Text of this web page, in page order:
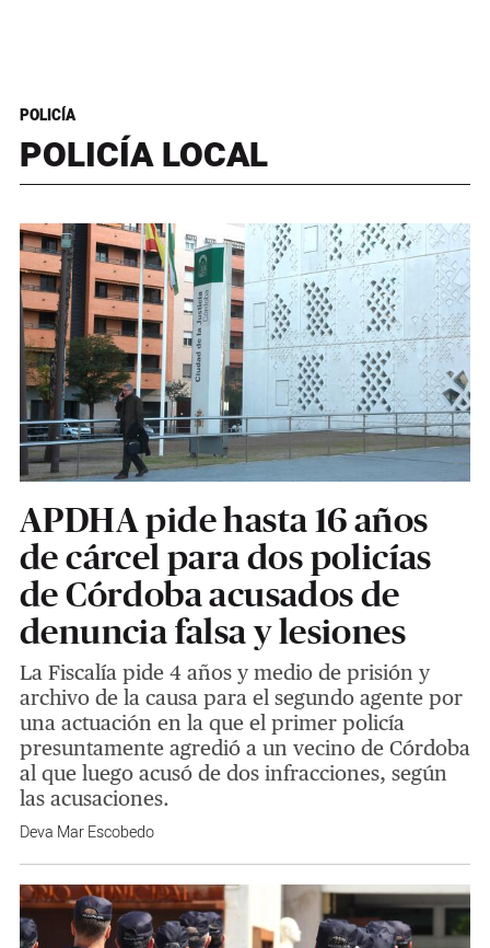
POLICÍA
POLICÍA LOCAL
APDHA pide hasta 16 años
de cárcel para dos policías
de Córdoba acusados de
denuncia falsa y lesiones
La Fiscalía pide 4 años y medio de prisión y
archivo de la causa para el segundo agente por
una actuación en la que el primer policía
presuntamente agredió a un vecino de Córdoba
al que luego acusó de dos infracciones, según
las acusaciones.
Deva Mar Escobedo